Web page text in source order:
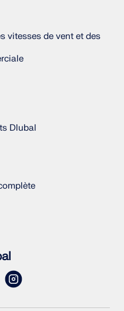
vitesses de vent et des
Dlubal